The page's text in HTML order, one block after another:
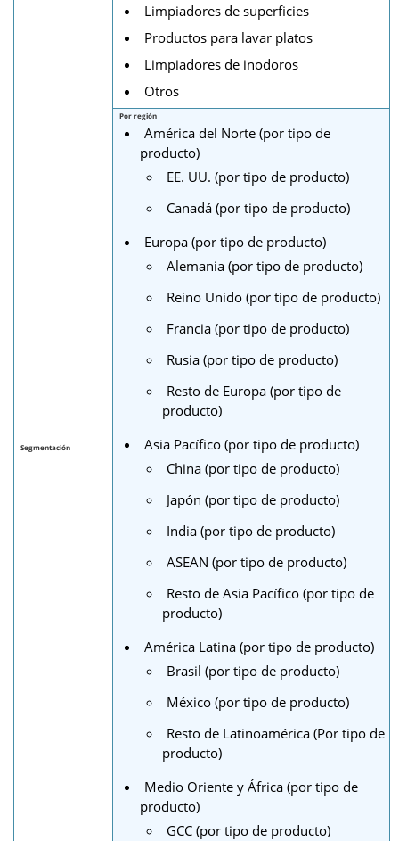
Segmentación
Limpiadores de superficies
Productos para lavar platos
Limpiadores de inodoros
Otros
Por región
América del Norte (por tipo de
producto)
EE. UU. (por tipo de producto)
Canadá (por tipo de producto)
Europa (por tipo de producto)
Alemania (por tipo de producto)
Reino Unido (por tipo de producto)
Francia (por tipo de producto)
Rusia (por tipo de producto)
Resto de Europa (por tipo de
producto)
Asia Pacífico (por tipo de producto)
China (por tipo de producto)
Japón (por tipo de producto)
India (por tipo de producto)
ASEAN (por tipo de producto)
Resto de Asia Pacífico (por tipo de
producto)
América Latina (por tipo de producto)
Brasil (por tipo de producto)
México (por tipo de producto)
Resto de Latinoamérica (Por tipo de
producto)
Medio Oriente y África (por tipo de
producto)
GCC (por tipo de producto)